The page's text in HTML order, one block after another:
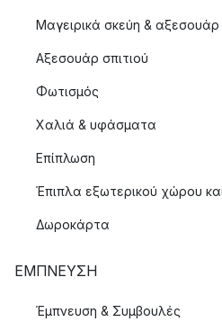
Μαγειρικά σκεύη & αξεσουάρ
Αξεσουάρ σπιτιού
Φωτισμός
Χαλιά & υφάσματα
Επίπλωση
Έπιπλα εξωτερικού χώρου
Δωροκάρτα
ΈΜΠΝΕΥΣΗ
Έμπνευση & Συμβουλές